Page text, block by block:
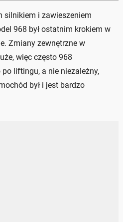
silnikiem i zawieszeniem
968 był ostatnim krokiem w
Zmiany zewnętrzne w
więc często 968
liftingu, a nie niezależny,
był i jest bardzo